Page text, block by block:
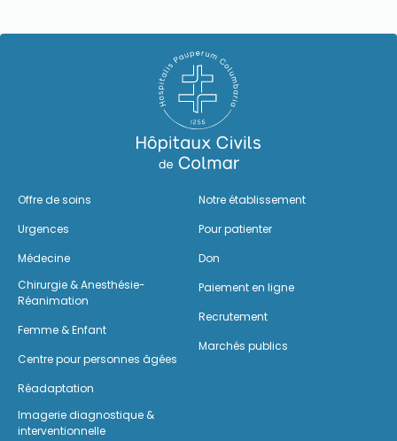
Offre de soins
Urgences
Médecine
Chirurgie & Anesthésie-
Réanimation
Femme & Enfant
Centre pour personnes âgées
Réadaptation
Imagerie diagnostique &
interventionnelle
Notre établissement
Pour patienter
Don
Paiement en ligne
Recrutement
Marchés publics